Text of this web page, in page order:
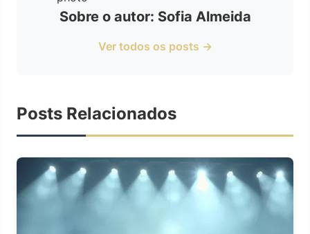
Sobre o autor: Sofia Almeida
Ver todos os posts →
Posts Relacionados